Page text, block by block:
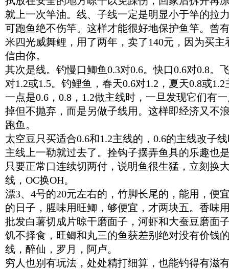
就上一次竿油。线、子线一定是明显小于竿的拉
可跑鱼绝不伤竿。这样才能很好地保护鱼竿。曾
米四光威舞鲤，用了两年，卖了140元，因为买
信由你。
其次是线。钓慢口鲫鱼0.3对0.6。快口0.6对0.8。
对1.2或1.5。钓鲤鱼，春天0.6对1.2，夏天0.8或
一点是0.6，0.8，1.2做主线时，一旦发现它们有
掉但不抛弃，而是另做子线用。这样即经济又不
跑鱼。
太空豆只买适合0.6和1.2主线的，0.6的主线改子
主线上一勒就过去了。拴钩子摆弄鱼具的乐趣也
只要正常口连续切两付，说明鱼很生猛，立刻换
线，OC换OH。
漂3、4号的20元左右的，竹脚长尾的，能用，便
的日子，腥味用旺鲫，够便宜，才两块五。香味
批发白薯切成片晾干磨面子，河虾和大蚕豆磨面
饥不择食，旺鲫和丸三的鱼获差别绝对没有价钱
线，醉仙，罗月，阿卢。
穷人也别有玩法，处处精打细算，也能钓得有滋